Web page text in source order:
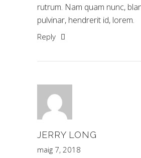
rutrum. Nam quam nunc,
pulvinar, hendrerit id, lorem.
Reply
JERRY LONG
maig 7, 2018